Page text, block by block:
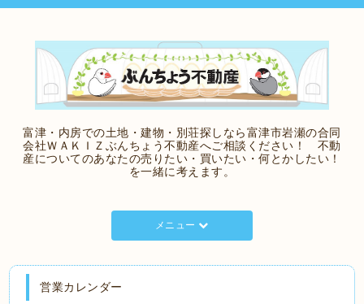
富津・内房での土地・建物・別荘探しなら富津市岩瀬の合同
会社ＷＡＫＩＺぶんちょう不動産へご相談ください！ 不動
産についてのあなたの売りたい・買いたい・何とかしたい！
を一緒に考えます。
メニュー
営業カレンダー